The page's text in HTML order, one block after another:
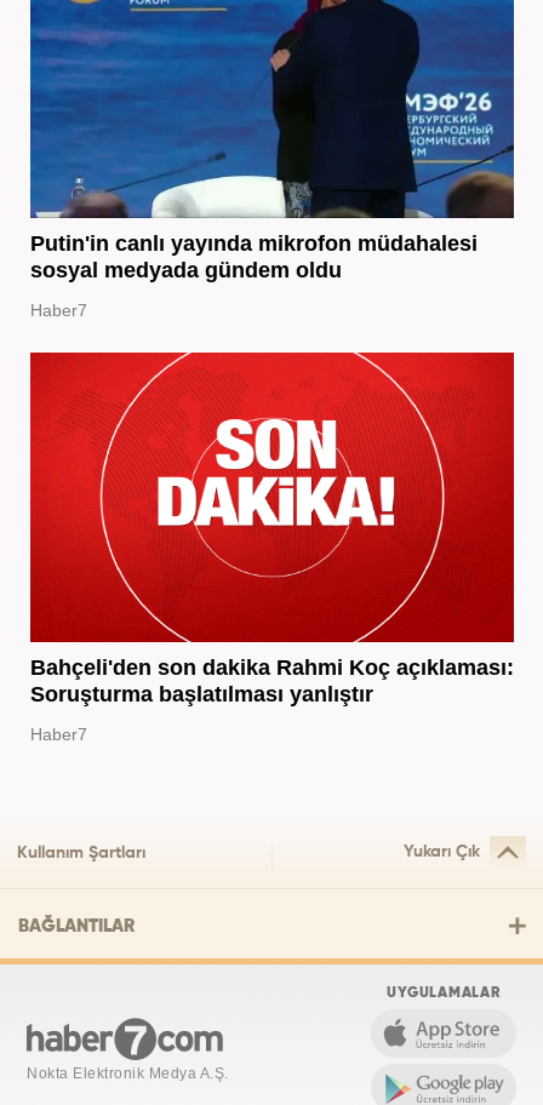
Putin'in canlı yayında mikrofon müdahalesi
sosyal medyada gündem oldu
Haber7
Bahçeli'den son dakika Rahmi Koç açıklaması:
Soruşturma başlatılması yanlıştır
Haber7
Kullanım Şartları Yukarı Çık
BAĞLANTILAR
Nokta Elektronik Medya A.Ş.
UYGULAMALAR